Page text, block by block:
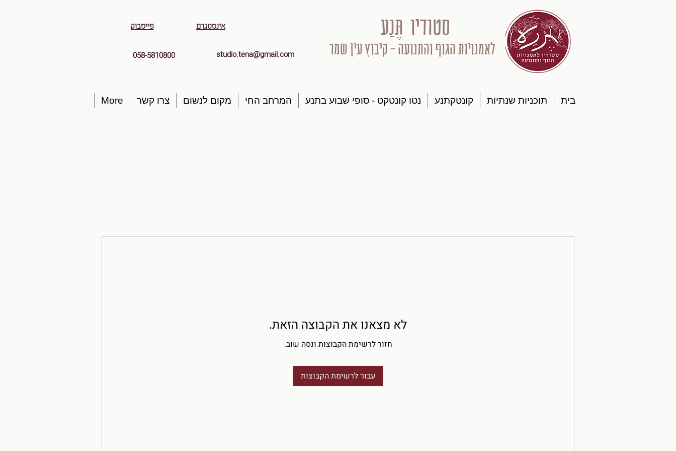
פייסבוק אינסטגרם
058-5810800 studio.tena@gmail.com
סטודיו תֶּנַע
לאמנויות הגוף והתנועה - קיבוץ עין שמר
בית תוכניות שנתיות קונטקתנע נטו קונטקט - סופי שבוע בתנע המרחב החי מקום לנשום צרו קשר More
לא מצאנו את הקבוצה הזאת.
חזור לרשימת הקבוצות ונסה שוב.
עבור לרשימת הקבוצות